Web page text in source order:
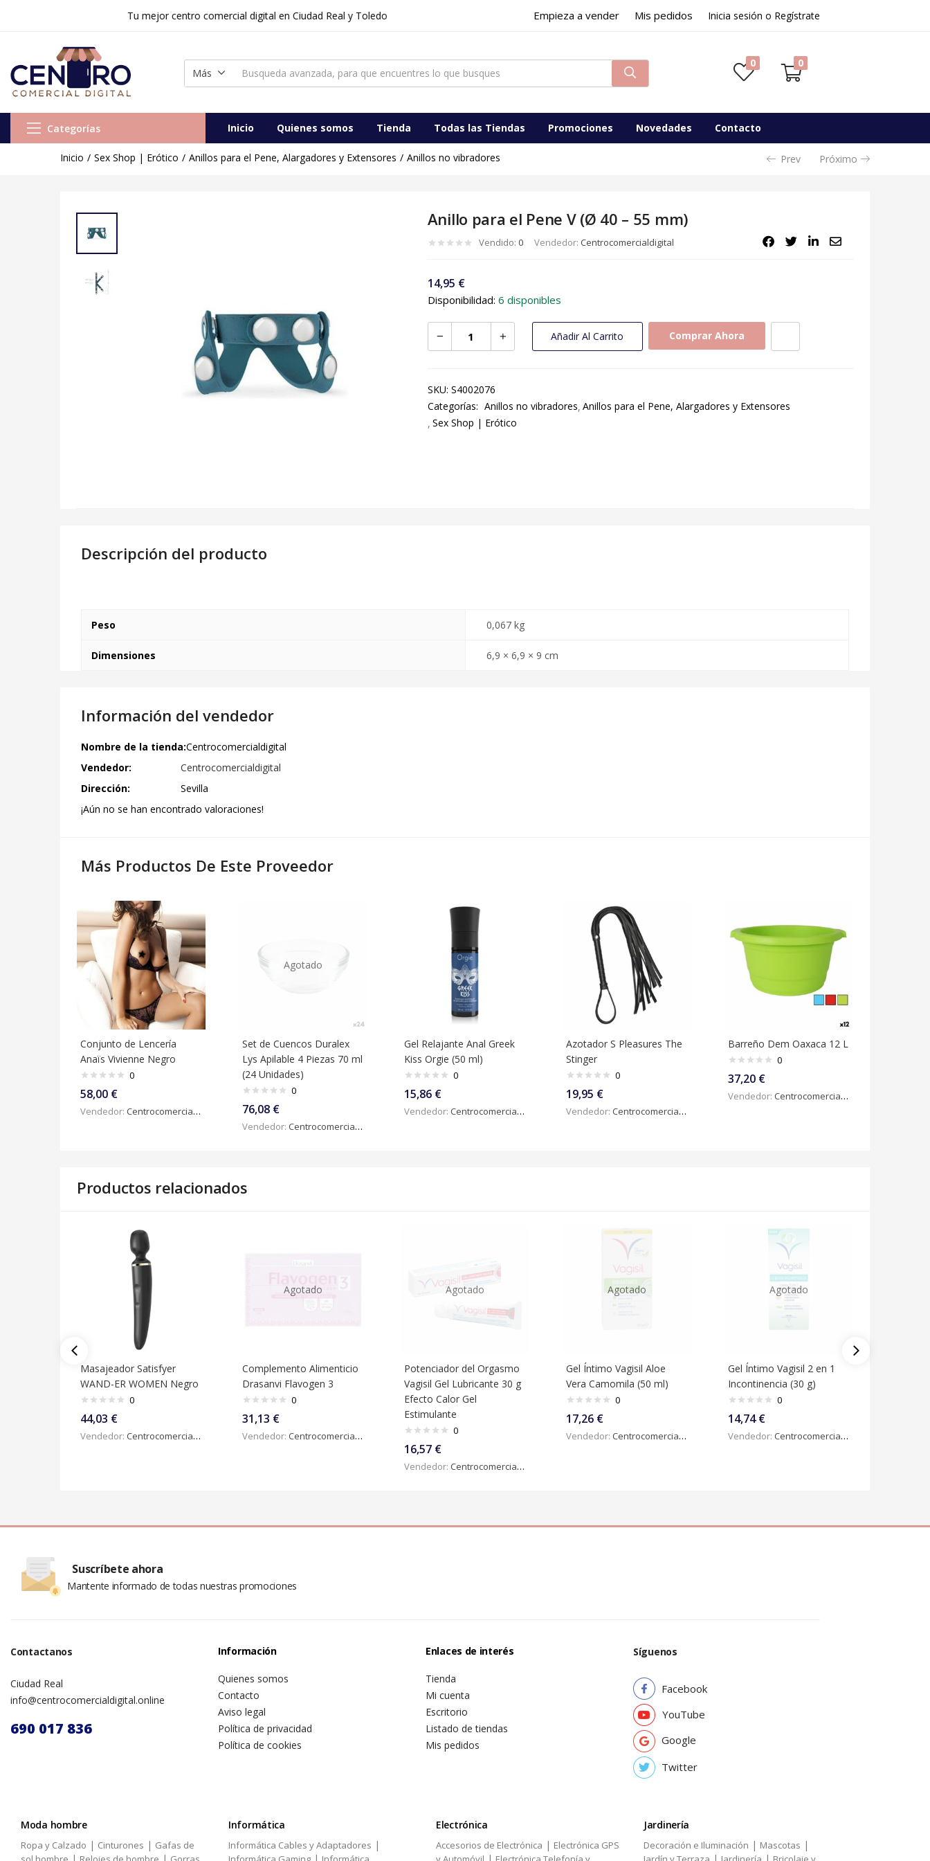
Tu mejor centro comercial digital en Ciudad Real y Toledo Empieza a vender Mis pedidos Inicia sesión o Regístrate
Más
0 0
Categorías Inicio Quienes somos Tienda Todas las Tiendas Promociones Novedades Contacto
Inicio Sex Shop | Erótico Anillos para el Pene, Alargadores y Extensores Anillos no vibradores Prev Próximo
Anillo para el Pene V (Ø 40 – 55 mm)
Vendido: 0 Vendedor: Centrocomercialdigital
14,95 €
Disponibilidad: 6 disponibles
Añadir Al Carrito Comprar Ahora
SKU: S4002076
Categorías: Anillos no vibradores Anillos para el Pene, Alargadores y Extensores
Sex Shop | Erótico
Descripción del producto
Peso 0,067 kg
Dimensiones 6,9 × 6,9 × 9 cm
Información del vendedor
Nombre de la tienda:Centrocomercialdigital
Vendedor:
Centrocomercialdigital
Dirección:
Sevilla
¡Aún no se han encontrado valoraciones!
Más Productos De Este Proveedor
Conjunto de Lencería
Anaïs Vivienne Negro
0
58,00 €
Vendedor: Centrocomercialdigital
Agotado
Set de Cuencos Duralex
Lys Apilable 4 Piezas 70 ml
(24 Unidades)
0
76,08 €
Vendedor: Centrocomercialdigital
Gel Relajante Anal Greek
Kiss Orgie (50 ml)
0
15,86 €
Vendedor: Centrocomercialdigital
Azotador S Pleasures The
Stinger
0
19,95 €
Vendedor: Centrocomercialdigital
Barreño Dem Oaxaca 12 L
0
37,20 €
Vendedor: Centrocomercialdigital
Productos relacionados
Masajeador Satisfyer
WAND-ER WOMEN Negro
0
44,03 €
Vendedor: Centrocomercialdigital
Agotado
Complemento Alimenticio
Drasanvi Flavogen 3
0
31,13 €
Vendedor: Centrocomercialdigital
Agotado
Potenciador del Orgasmo
Vagisil Gel Lubricante 30 g
Efecto Calor Gel
Estimulante
0
16,57 €
Vendedor: Centrocomercialdigital
Agotado
Gel Íntimo Vagisil Aloe
Vera Camomila (50 ml)
0
17,26 €
Vendedor: Centrocomercialdigital
Agotado
Gel Íntimo Vagisil 2 en 1
Incontinencia (30 g)
0
14,74€
Vendedor: Centrocomercialdigital
Suscríbete ahora
Mantente informado de todas nuestras promociones
Contactanos
Ciudad Real
info@centrocomercialdigital.online
690 017 836
Información
Quienes somos
Contacto
Aviso legal
Política de privacidad
Política de cookies
Enlaces de interés
Tienda
Mi cuenta
Escritorio
Listado de tiendas
Mis pedidos
Síguenos
Facebook
YouTube
Google
Twitter
Moda hombre
Ropa y Calzado | Cinturones | Gafas de
Informática
Informática Cables y Adaptadores |
Electrónica
Accesorios de Electrónica | Electrónica GPS
Jardinería
Decoración e Iluminación | Mascotas |